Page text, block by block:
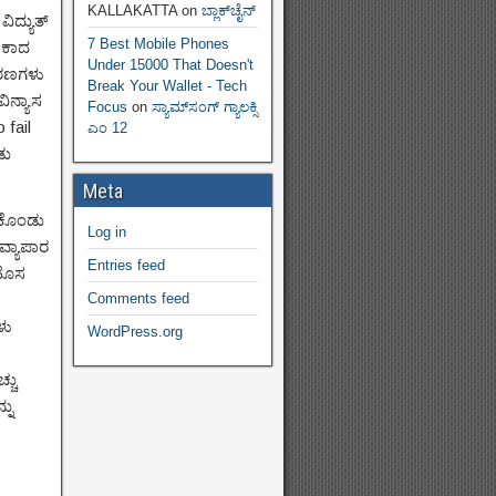
fail
KALLAKATTAon ಬ್ಲಾಕ್‌ಚೈನ್‌
7 Best Mobile Phones
Under 15000 That Doesn't
Break Your Wallet - Tech
Focus on ಸ್ಯಾಮ್‌ಸಂಗ್ ಗ್ಯಾಲಕ್ಸಿ
ಎಂ 12
Meta
Log in
Entries feed
Comments feed
WordPress.org